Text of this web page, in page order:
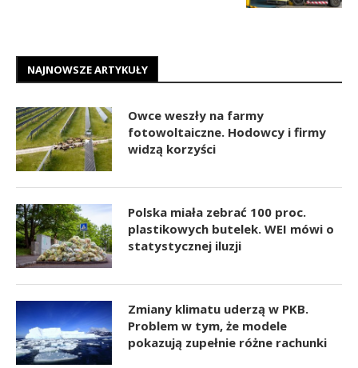
NAJNOWSZE ARTYKUŁY
Owce weszły na farmy
fotowoltaiczne. Hodowcy i firmy
widzą korzyści
Polska miała zebrać 100 proc.
plastikowych butelek. WEI mówi o
statystycznej iluzji
Zmiany klimatu uderzą w PKB.
Problem w tym, że modele
pokazują zupełnie różne rachunki